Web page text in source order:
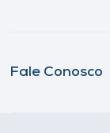
Fale Conosco